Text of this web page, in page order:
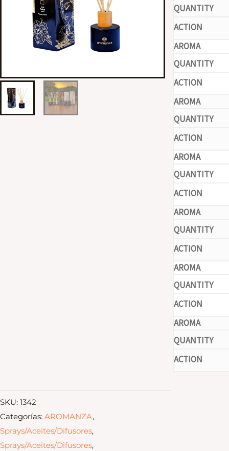
SKU: 1342
Categorías: AROMANZA,
Sprays/Aceites/Difusores,
Sprays/Aceites/Difusores,